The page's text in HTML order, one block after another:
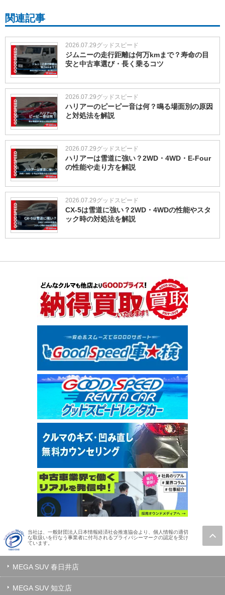
関連記事
2026.07.29グッドスピード
ジムニーの走行距離は何万kmまで？寿命の目
安と中古車選び・長く乗るコツ
2026.07.29グッドスピード
ハリアーのピーピー音は何？鳴る場面別の原因
と対処法を解説
2026.07.29グッドスピード
ハリアーは雪道に強い？2WD・4WD・E-Four
の性能や走り方を解説
2026.07.29グッドスピード
CX-5は雪道に強い？2WD・4WDの性能やスタ
ック時の対処法を解説
当社は、一般財団法人日本情報経済社会推進協会より、個人情報の適切
な取扱いを行なう事業者に付与されるプライバシーマークの認定を受け
ています。
MEGA SUV 春日井店
MEGA SUV 知立店